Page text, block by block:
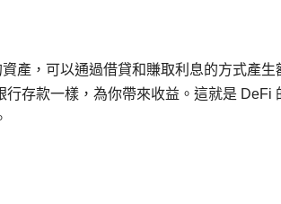
產，可以通過借貸和賺取利息的方式產生
存款一樣，為你帶來收益。這就是 DeFi